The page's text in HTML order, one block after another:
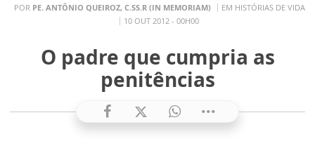
POR PE. ANTÔNIO QUEIROZ, C.SS.R (IN MEMORIAM)
EM HISTÓRIAS DE VIDA
10 OUT 2012 - 00H00
O padre que cumpria as
penitências